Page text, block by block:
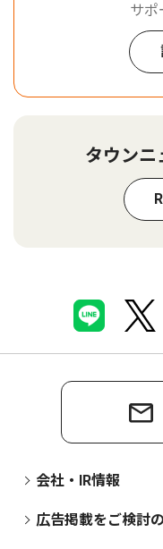
サポ
タウンニ
会社・IR情報
広告掲載をご検討